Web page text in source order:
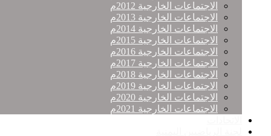
الاجتماعات الخارجية 2012م
الاجتماعات الخارجية 2013م
الاجتماعات الخارجية 2014م
الاجتماعات الخارجية 2015م
الاجتماعات الخارجية 2016م
الاجتماعات الخارجية 2017م
الاجتماعات الخارجية 2018م
الاجتماعات الخارجية 2019م
الاجتماعات الخارجية 2020م
الاجتماعات الخارجية 2021م